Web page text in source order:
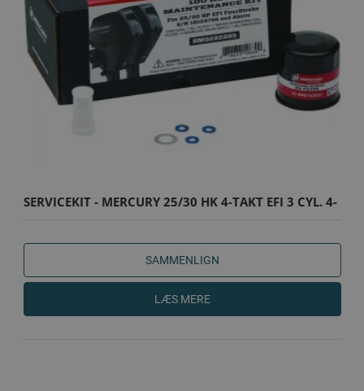
SERVICEKIT - MERCURY 25/30 HK 4-TAKT EFI 3 CYL. 4-
SAMMENLIGN
LÆS MERE